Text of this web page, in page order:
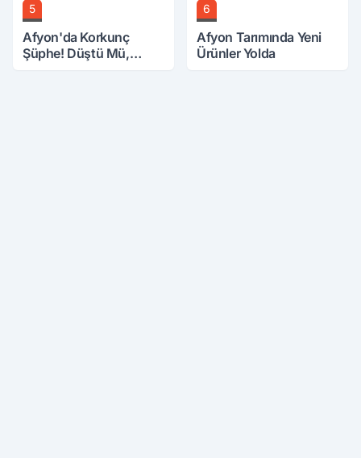
5
Afyon'da Korkunç
Şüphe! Düştü Mü,
6
Afyon Tarımında Yeni
Ürünler Yolda